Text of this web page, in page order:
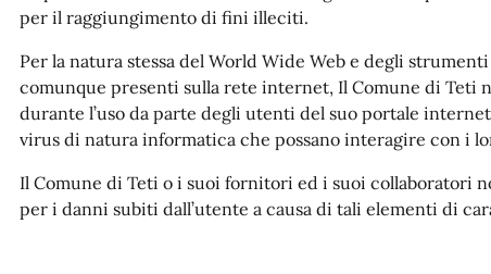
per il raggiungimento di fini illeciti.
Per la natura stessa del World Wide Web e degli
comunque presenti sulla rete internet, Il Comune di Teti
durante l’uso da parte degli utenti del suo portale
virus di natura informatica che possano interagire con i
Il Comune di Teti o i suoi fornitori ed i suoi collaboratori
per i danni subiti dall’utente a causa di tali elementi di